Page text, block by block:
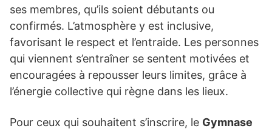
ses membres, qu’ils soient débutants ou
confirmés. L’atmosphère y est inclusive,
favorisant le respect et l’entraide. Les personnes
qui viennent s’entraîner se sentent motivées et
encouragées à repousser leurs limites, grâce à
l’énergie collective qui règne dans les lieux.
Pour ceux qui souhaitent s’inscrire, le Gymnase